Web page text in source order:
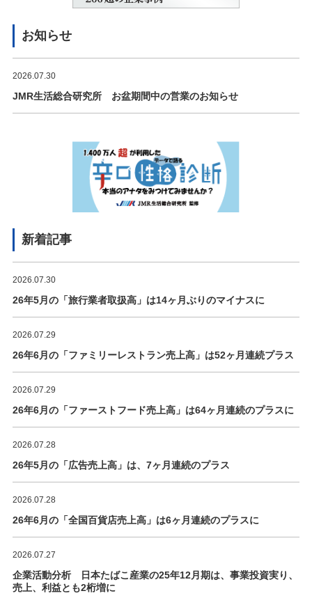
お知らせ
2026.07.30
JMR生活総合研究所 お盆期間中の営業のお知らせ
新着記事
2026.07.30
26年5月の「旅行業者取扱高」は14ヶ月ぶりのマイナスに
2026.07.29
26年6月の「ファミリーレストラン売上高」は52ヶ月連続プラス
2026.07.29
26年6月の「ファーストフード売上高」は64ヶ月連続のプラスに
2026.07.28
26年5月の「広告売上高」は、7ヶ月連続のプラス
2026.07.28
26年6月の「全国百貨店売上高」は6ヶ月連続のプラスに
2026.07.27
企業活動分析 日本たばこ産業の25年12月期は、事業投資実り、
売上、利益とも2桁増に